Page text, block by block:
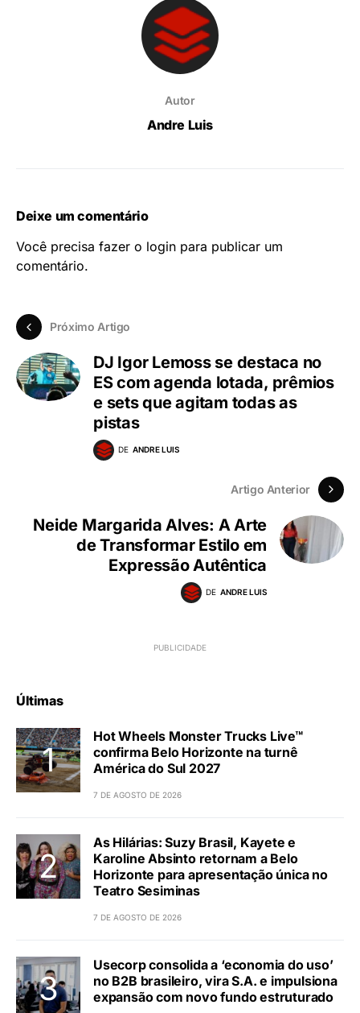
Autor
Andre Luis
Deixe um comentário
Você precisa fazer o login para publicar um
comentário.
Próximo Artigo
DJ Igor Lemoss se destaca no
ES com agenda lotada, prêmios
e sets que agitam todas as
pistas
DE ANDRE LUIS
Artigo Anterior
Neide Margarida Alves: A Arte
de Transformar Estilo em
Expressão Autêntica
DE ANDRE LUIS
Últimas
Hot Wheels Monster Trucks Live™
confirma Belo Horizonte na turnê
América do Sul 2027
7 DE AGOSTO DE 2026
As Hilárias: Suzy Brasil, Kayete e
Karoline Absinto retornam a Belo
Horizonte para apresentação única no
Teatro Sesiminas
7 DE AGOSTO DE 2026
Usecorp consolida a ‘economia do uso’
no B2B brasileiro, vira S.A. e impulsiona
expansão com novo fundo estruturado